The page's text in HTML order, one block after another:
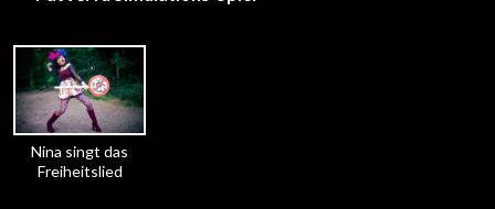
Nina singt das
Freiheitslied